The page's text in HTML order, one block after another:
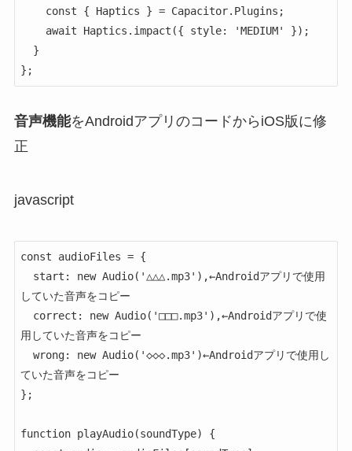
};
音声機能をAndroidアプリのコードからiOS版に修
正
javascript
const audioFiles = {
していた音声をコピー
用していた音声をコピー
ていた音声をコピー
};
function playAudio(soundType) {